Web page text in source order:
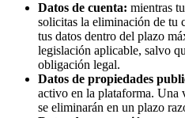
Datos de cuenta: mientras
solicitas la eliminación de tu
tus datos dentro del plazo
legislación aplicable, salvo
obligación legal.
Datos de propiedades
activo en la plataforma. Una
se eliminarán en un plazo